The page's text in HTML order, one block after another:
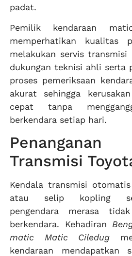
padat.
Pemilik kendaraan
memperhatikan kualitas
melakukan servis transmisi
dukungan teknisi ahli serta
proses pemeriksaan
akurat sehingga
cepat tanpa
berkendara setiap hari.
Transmisi
Kendala transmisi
atau selip kopling
pengendara merasa
berkendara. Kehadiran
matic Matic Ciledug
kendaraan mendapatkan